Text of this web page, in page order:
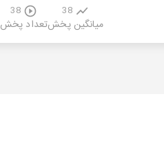
38
میانگین پخش
38
تعداد پخش